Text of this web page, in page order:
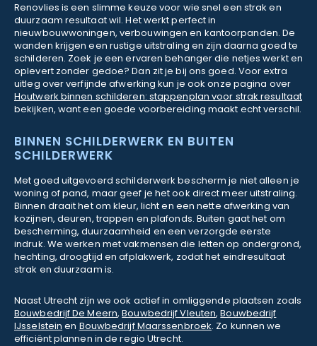
Renovlies is een slimme keuze voor wie snel een strak en
duurzaam resultaat wil. Het werkt perfect in
nieuwbouwwoningen, verbouwingen en kantoorpanden. De
wanden krijgen een rustige uitstraling en zijn daarna goed te
schilderen. Zoek je een ervaren behanger die netjes werkt en
oplevert zonder gedoe? Dan zit je bij ons goed. Voor extra
uitleg over verfijnde afwerking kun je ook onze pagina over
Houtwerk binnen schilderen: stappenplan voor strak resultaat
bekijken, want een goede voorbereiding maakt echt verschil.
BINNEN SCHILDERWERK EN BUITEN
SCHILDERWERK
Met goed uitgevoerd schilderwerk bescherm je niet alleen je
woning of pand, maar geef je het ook direct meer uitstraling.
Binnen draait het om kleur, licht en een nette afwerking van
kozijnen, deuren, trappen en plafonds. Buiten gaat het om
bescherming, duurzaamheid en een verzorgde eerste
indruk. We werken met vakmensen die letten op ondergrond,
hechting, droogtijd en afplakwerk, zodat het eindresultaat
strak en duurzaam is.
Naast Utrecht zijn we ook actief in omliggende plaatsen zoals
Bouwbedrijf De Meern,Bouwbedrijf Vleuten,Bouwbedrijf
IJsselstein en Bouwbedrijf Maarssenbroek. Zo kunnen we
efficiënt plannen in de regio Utrecht.